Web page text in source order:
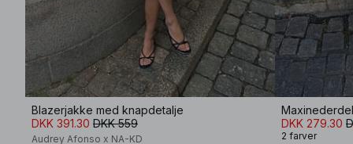
Blazerjakke med knapdetalje
DKK 391.30 DKK 559
Audrey Afonso x NA-KD
DKK 279.30
2 farver